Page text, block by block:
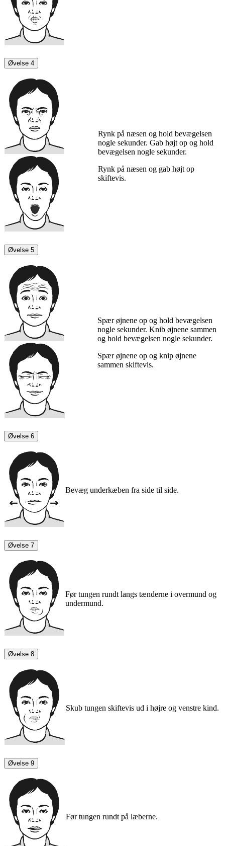
Øvelse 4
Rynk på næsen og hold bevægelsen
nogle sekunder. Gab højt op og hold
bevægelsen nogle sekunder.
Rynk på næsen og gab højt op
skiftevis.
Øvelse 5
Spær øjnene op og hold bevægelsen
nogle sekunder. Knib øjnene sammen
og hold bevægelsen nogle sekunder.
Spær øjnene op og knip øjnene
sammen skiftevis.
Øvelse 6
Bevæg underkæben fra side til side.
Øvelse 7
Før tungen rundt langs tænderne i overmund og
undermund.
Øvelse 8
Skub tungen skiftevis ud i højre og venstre kind.
Øvelse 9
Før tungen rundt på læberne.